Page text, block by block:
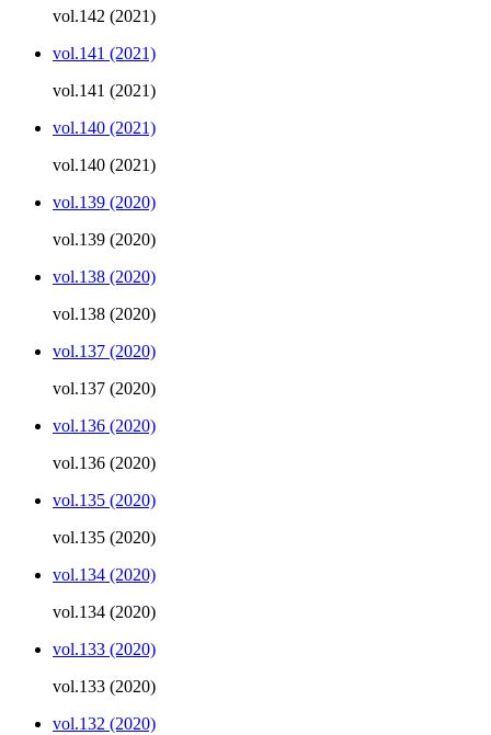
vol.142 (2021)
vol.141 (2021)
vol.141 (2021)
vol.140 (2021)
vol.140 (2021)
vol.139 (2020)
vol.139 (2020)
vol.138 (2020)
vol.138 (2020)
vol.137 (2020)
vol.137 (2020)
vol.136 (2020)
vol.136 (2020)
vol.135 (2020)
vol.135 (2020)
vol.134 (2020)
vol.134 (2020)
vol.133 (2020)
vol.133 (2020)
vol.132 (2020)